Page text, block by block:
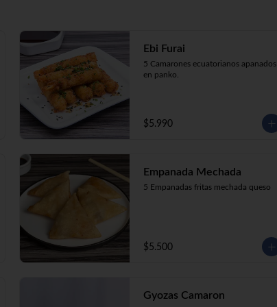
Ebi Furai
5 Camarones ecuatorianos apanados
en panko.
$5.990
Empanada Mechada
5 Empanadas fritas mechada queso
$5.500
Gyozas Camaron